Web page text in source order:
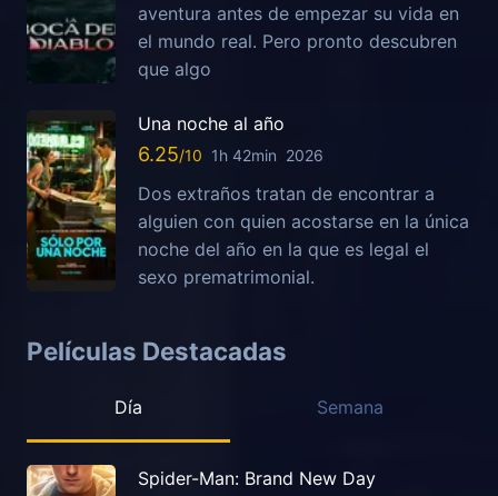
aventura antes de empezar su vida en
el mundo real. Pero pronto descubren
que algo
Una noche al año
6.25 1h 42min 2026
Dos extraños tratan de encontrar a
alguien con quien acostarse en la única
noche del año en la que es legal el
sexo prematrimonial.
Películas Destacadas
Día Semana
Spider-Man: Brand New Day